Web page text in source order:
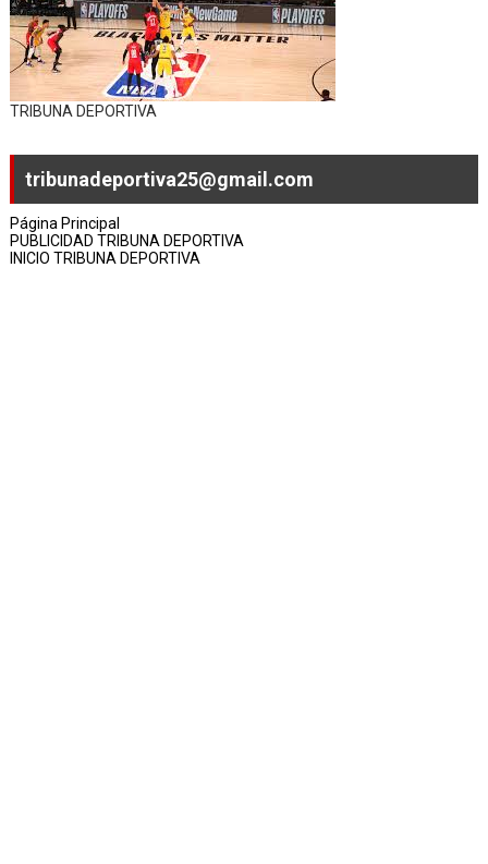
TRIBUNA DEPORTIVA
tribunadeportiva25@gmail.com
Página Principal
PUBLICIDAD TRIBUNA DEPORTIVA
INICIO TRIBUNA DEPORTIVA